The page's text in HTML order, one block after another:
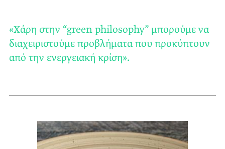
«Χάρη στην “green philosophy” μπορούμε να
διαχειριστούμε προβλήματα που προκύπτουν
από την ενεργειακή κρίση».